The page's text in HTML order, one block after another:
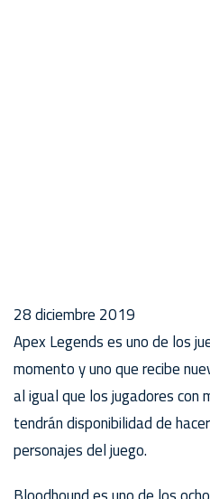
28 diciembre 2019
Apex Legends es uno de los
momento y uno que recibe
al igual que los jugadores con
tendrán disponibilidad de
personajes del juego.